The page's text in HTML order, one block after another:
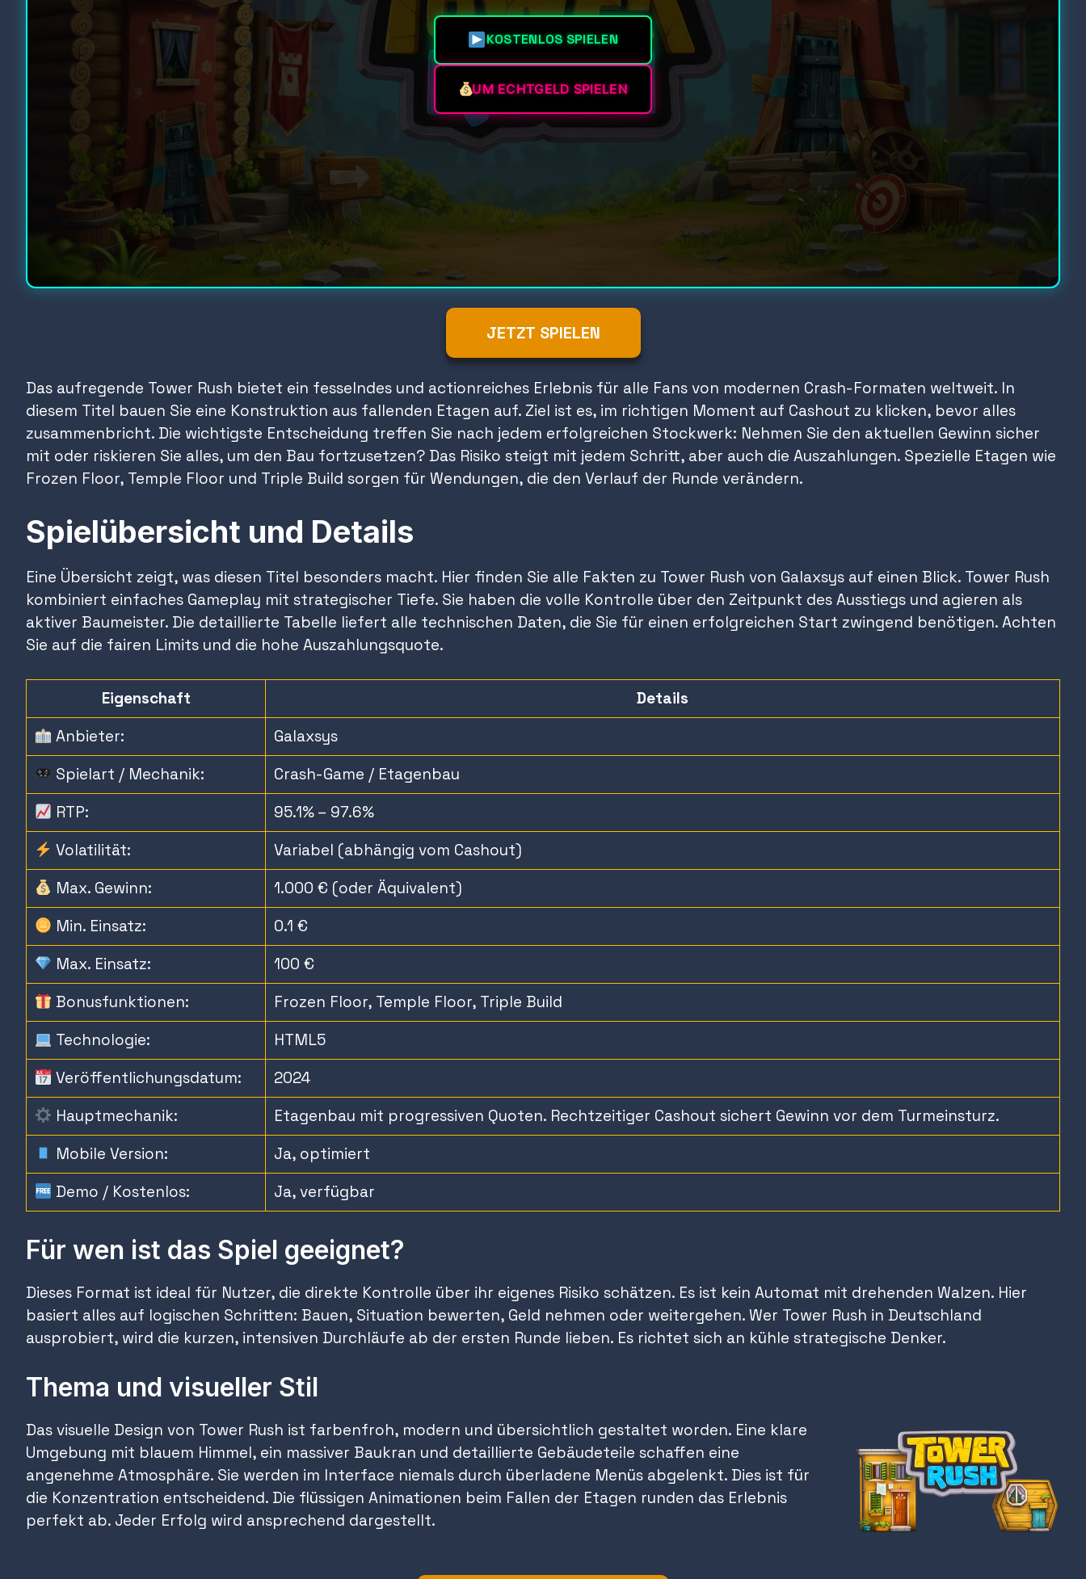
KOSTENLOS SPIELEN
UM ECHTGELD SPIELEN
JETZT SPIELEN
Das aufregende Tower Rush bietet ein fesselndes und actionreiches Erlebnis für alle Fans von modernen Crash-Formaten weltweit. In
diesem Titel bauen Sie eine Konstruktion aus fallenden Etagen auf. Ziel ist es, im richtigen Moment auf Cashout zu klicken, bevor alles
zusammenbricht. Die wichtigste Entscheidung treffen Sie nach jedem erfolgreichen Stockwerk: Nehmen Sie den aktuellen Gewinn sicher
mit oder riskieren Sie alles, um den Bau fortzusetzen? Das Risiko steigt mit jedem Schritt, aber auch die Auszahlungen. Spezielle Etagen wie
Frozen Floor, Temple Floor und Triple Build sorgen für Wendungen, die den Verlauf der Runde verändern.
Spielübersicht und Details
Eine Übersicht zeigt, was diesen Titel besonders macht. Hier finden Sie alle Fakten zu Tower Rush von Galaxsys auf einen Blick. Tower Rush
kombiniert einfaches Gameplay mit strategischer Tiefe. Sie haben die volle Kontrolle über den Zeitpunkt des Ausstiegs und agieren als
aktiver Baumeister. Die detaillierte Tabelle liefert alle technischen Daten, die Sie für einen erfolgreichen Start zwingend benötigen. Achten
Sie auf die fairen Limits und die hohe Auszahlungsquote.
Eigenschaft
Details
Anbieter:
Galaxsys
Spielart / Mechanik:
Crash-Game / Etagenbau
RTP:
95.1% – 97.6%
Volatilität:
Variabel (abhängig vom Cashout)
Max. Gewinn:
1.000 € (oder Äquivalent)
Min. Einsatz:
0.1 €
Max. Einsatz:
100 €
Bonusfunktionen:
Frozen Floor, Temple Floor, Triple Build
Technologie:
HTML5
Veröffentlichungsdatum:
2024
Hauptmechanik:
Etagenbau mit progressiven Quoten. Rechtzeitiger Cashout sichert Gewinn vor dem Turmeinsturz.
Mobile Version:
Ja, optimiert
Demo / Kostenlos:
Ja, verfügbar
Für wen ist das Spiel geeignet?
Dieses Format ist ideal für Nutzer, die direkte Kontrolle über ihr eigenes Risiko schätzen. Es ist kein Automat mit drehenden Walzen. Hier
basiert alles auf logischen Schritten: Bauen, Situation bewerten, Geld nehmen oder weitergehen. Wer Tower Rush in Deutschland
ausprobiert, wird die kurzen, intensiven Durchläufe ab der ersten Runde lieben. Es richtet sich an kühle strategische Denker.
Thema und visueller Stil
Das visuelle Design von Tower Rush ist farbenfroh, modern und übersichtlich gestaltet worden. Eine klare
Umgebung mit blauem Himmel, ein massiver Baukran und detaillierte Gebäudeteile schaffen eine
angenehme Atmosphäre. Sie werden im Interface niemals durch überladene Menüs abgelenkt. Dies ist für
die Konzentration entscheidend. Die flüssigen Animationen beim Fallen der Etagen runden das Erlebnis
perfekt ab. Jeder Erfolg wird ansprechend dargestellt.